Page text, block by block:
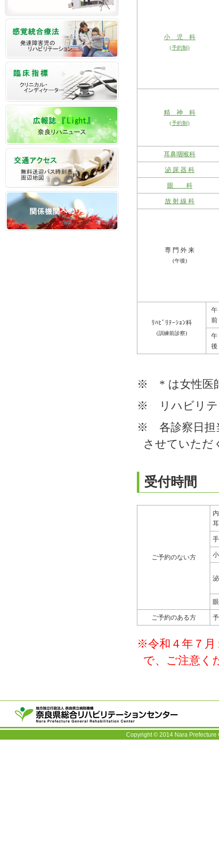
小 児 科
(予約制)
精 神 科
(予約制)
耳鼻咽喉科
泌 尿 器 科
眼 科
放 射 線 科
専 門 外 来
(午後)
ﾘﾊﾋﾞﾘﾃｰｼｮﾝ科
(訓練前診察)
午
前
午
後
※ * は女性医
※ リハビリテ
※ 各診察日担
させていただ
受付時間
ご予約のない方
ご予約のある方
※令和４年７月
で、ご注意く
Copyright © 2014 Nara